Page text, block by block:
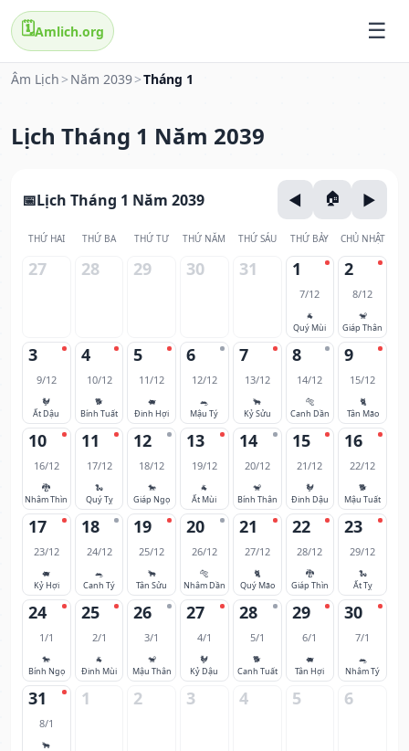
🗓️Amlich.org
Âm Lịch > Năm 2039>Tháng 1
Lịch Tháng 1 Năm 2039
Lịch Tháng 1 Năm 2039
THỨ HAI THỨ BA THỨ TƯ THỨ NĂM THỨ SÁU THỨ BẢY CHỦ NHẬT
27 28 29 30 31 1
7/12
🐐
Quý Mùi
2
8/12
🐒
Giáp Thân
3
9/12
🐓
Ất Dậu
4
10/12
🐕
Bính Tuất
5
11/12
🐖
Đinh Hợi
6
12/12
🐀
Mậu Tý
7
13/12
🐂
Kỷ Sửu
8
14/12
🐅
Canh Dần
9
15/12
🐈
Tân Mão
10
16/12
🐉
Nhâm Thìn
11
17/12
🐍
Quý Tỵ
12
18/12
🐎
Giáp Ngọ
13
19/12
🐐
Ất Mùi
14
20/12
🐒
Bính Thân
15
21/12
🐓
Đinh Dậu
16
22/12
🐕
Mậu Tuất
17
23/12
🐖
Kỷ Hợi
18
24/12
🐀
Canh Tý
19
25/12
🐂
Tân Sửu
20
26/12
🐅
Nhâm Dần
21
27/12
🐈
Quý Mão
22
28/12
🐉
Giáp Thìn
23
29/12
🐍
Ất Tỵ
24
1/1
🐎
Bính Ngọ
25
2/1
🐐
Đinh Mùi
26
3/1
🐒
Mậu Thân
27
4/1
🐓
Kỷ Dậu
28
5/1
🐕
Canh Tuất
29
6/1
🐖
Tân Hợi
30
7/1
🐀
Nhâm Tý
31
8/1
🐂
1 2 3 4 5 6